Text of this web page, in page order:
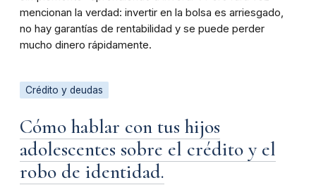
mencionan la verdad: invertir en la bolsa es arriesgado,
no hay garantías de rentabilidad y se puede perder
mucho dinero rápidamente.
Crédito y deudas
Cómo hablar con tus hijos
adolescentes sobre el crédito y el
robo de identidad.